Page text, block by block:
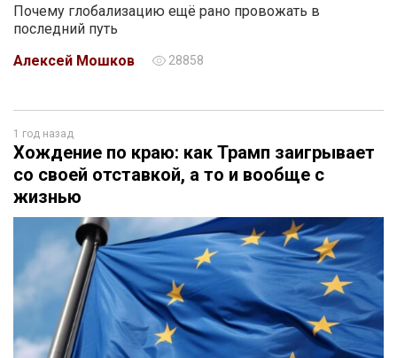
Почему глобализацию ещё рано провожать в
последний путь
Алексей Мошков
28858
1 год назад
Хождение по краю: как Трамп заигрывает
со своей отставкой, а то и вообще с
жизнью